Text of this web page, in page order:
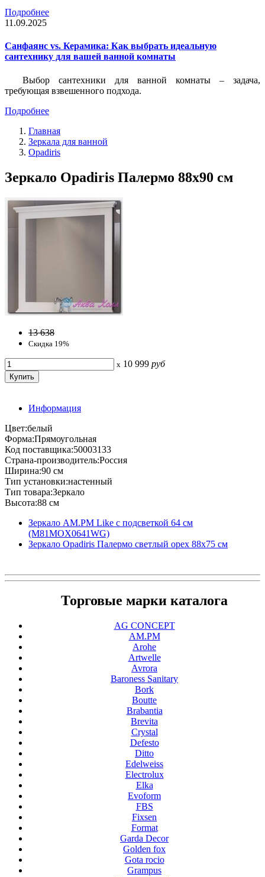
Подробнее
11.09.2025
Санфаянс vs. Керамика: Как выбрать идеальную
сантехнику для вашей ванной комнаты
Выбор сантехники для ванной комнаты – задача,
требующая взвешенного подхода.
Подробнее
Главная
Зеркала для ванной
Opadiris
Зеркало Opadiris Палермо 88х90 см
13 638
Скидка 19%
x 10 999 руб
Информация
Цвет:белый
Форма:Прямоугольная
Код поставщика:50003133
Страна-производитель:Россия
Ширина:90 см
Тип установки:настенный
Тип товара:Зеркало
Высота:88 см
Зеркало AM.PM Like с подсветкой 64 см
(M81MOX0641WG)
Зеркало Opadiris Палермо светлый орех 88х75 см
Торговые марки каталога
AG CONCEPT
AM.PM
Arohe
Artwelle
Avrora
Baroness Sanitary
Bork
Boutte
Brabantia
Brevita
Crystal
Defesto
Ditto
Edelweiss
Electrolux
Elka
Evoform
FBS
Fixsen
Format
Garda Decor
Golden fox
Gota rocio
Grampus